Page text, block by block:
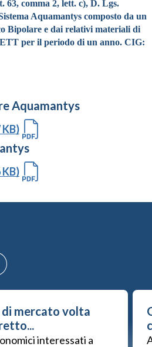
63, comma 2, lett. c), D. Lgs.
Aquamantys composto da un
Bipolare e dai relativi materiali di
per il periodo di un anno. CIG:
Aquamantys
KB)
KB)
mercato volta
interessati a